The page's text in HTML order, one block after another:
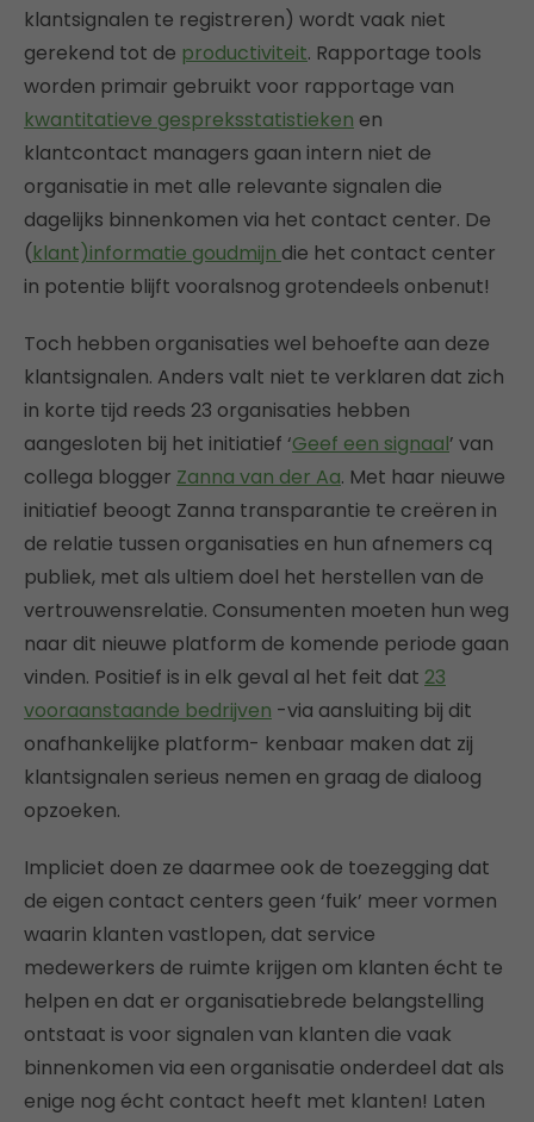
klantsignalen te registreren) wordt vaak niet
gerekend tot de productiviteit. Rapportage tools
worden primair gebruikt voor rapportage van
kwantitatieve gespreksstatistieken en
klantcontact managers gaan intern niet de
organisatie in met alle relevante signalen die
dagelijks binnenkomen via het contact center. De
(klant)informatie goudmijn die het contact center
in potentie blijft vooralsnog grotendeels onbenut!
Toch hebben organisaties wel behoefte aan deze
klantsignalen. Anders valt niet te verklaren dat zich
in korte tijd reeds 23 organisaties hebben
aangesloten bij het initiatief ‘Geef een signaal’ van
collega blogger Zanna van der Aa. Met haar nieuwe
initiatief beoogt Zanna transparantie te creëren in
de relatie tussen organisaties en hun afnemers cq
publiek, met als ultiem doel het herstellen van de
vertrouwensrelatie. Consumenten moeten hun weg
naar dit nieuwe platform de komende periode gaan
vinden. Positief is in elk geval al het feit dat 23
vooraanstaande bedrijven -via aansluiting bij dit
onafhankelijke platform- kenbaar maken dat zij
klantsignalen serieus nemen en graag de dialoog
opzoeken.
Impliciet doen ze daarmee ook de toezegging dat
de eigen contact centers geen ‘fuik’ meer vormen
waarin klanten vastlopen, dat service
medewerkers de ruimte krijgen om klanten écht te
helpen en dat er organisatiebrede belangstelling
ontstaat is voor signalen van klanten die vaak
binnenkomen via een organisatie onderdeel dat als
enige nog écht contact heeft met klanten! Laten